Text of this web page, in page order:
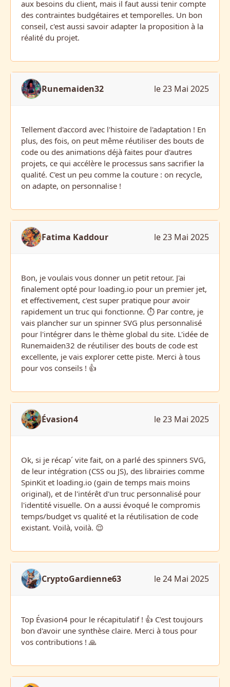
aux besoins du client, mais il faut aussi tenir compte
des contraintes budgétaires et temporelles. Un bon
conseil, c'est aussi savoir adapter la proposition à la
réalité du projet.
Runemaiden32 le 23 Mai 2025
Tellement d'accord avec l'histoire de l'adaptation ! En
plus, des fois, on peut même réutiliser des bouts de
code ou des animations déjà faites pour d'autres
projets, ce qui accélère le processus sans sacrifier la
qualité. C'est un peu comme la couture : on recycle,
on adapte, on personnalise !
Fatima Kaddour le 23 Mai 2025
Bon, je voulais vous donner un petit retour. J'ai
finalement opté pour loading.io pour un premier jet,
et effectivement, c'est super pratique pour avoir
rapidement un truc qui fonctionne. ⏱️ Par contre, je
vais plancher sur un spinner SVG plus personnalisé
pour l'intégrer dans le thème global du site. L'idée de
Runemaiden32 de réutiliser des bouts de code est
excellente, je vais explorer cette piste. Merci à tous
pour vos conseils ! 👍
Évasion4 le 23 Mai 2025
Ok, si je récap´ vite fait, on a parlé des spinners SVG,
de leur intégration (CSS ou JS), des librairies comme
SpinKit et loading.io (gain de temps mais moins
original), et de l'intérêt d'un truc personnalisé pour
l'identité visuelle. On a aussi évoqué le compromis
temps/budget vs qualité et la réutilisation de code
existant. Voilà, voilà. 😌
CryptoGardienne63 le 24 Mai 2025
Top Évasion4 pour le récapitulatif ! 👍 C'est toujours
bon d'avoir une synthèse claire. Merci à tous pour
vos contributions ! 🙏